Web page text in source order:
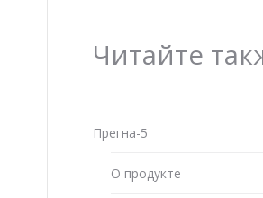
Читайте
Прегна-5
О продукте